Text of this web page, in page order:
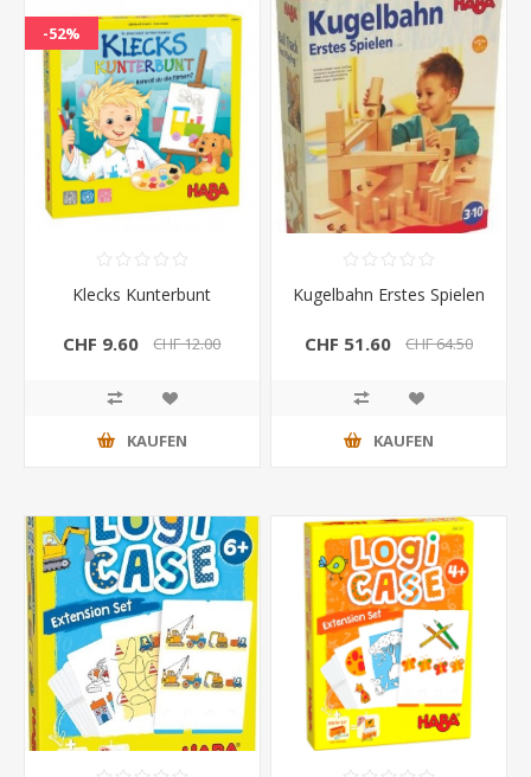
-52%
Klecks Kunterbunt
CHF 9.60 CHF 12.00
KAUFEN
Kugelbahn Erstes Spielen
CHF 51.60 CHF 64.50
KAUFEN